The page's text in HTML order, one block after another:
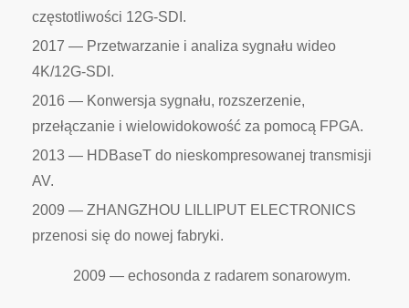
częstotliwości 12G-SDI.
2017 — Przetwarzanie i analiza sygnału wideo
4K/12G-SDI.
2016 — Konwersja sygnału, rozszerzenie,
przełączanie i wielowidokowość za pomocą FPGA.
2013 — HDBaseT do nieskompresowanej transmisji
AV.
2009 — ZHANGZHOU LILLIPUT ELECTRONICS
przenosi się do nowej fabryki.
2009 — echosonda z radarem sonarowym.